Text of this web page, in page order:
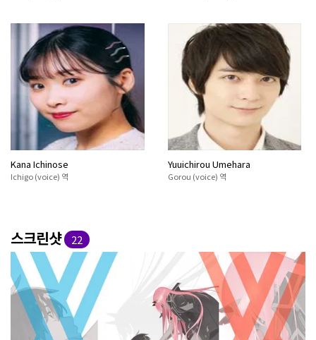
Kana Ichinose
Ichigo (voice) 역
Yuuichirou Umehara
Gorou (voice) 역
스크린샷 22